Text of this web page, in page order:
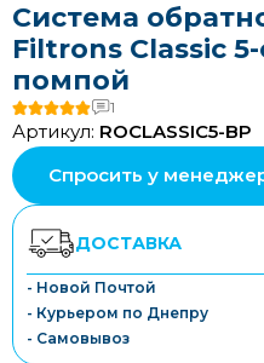
Система
Filtrons Classic
помпой
1
Артикул: ROCLASSIC5-BP
Спросить у
ДОСТАВКА
- Новой Почтой
- Курьером по Днепру
- Самовывоз